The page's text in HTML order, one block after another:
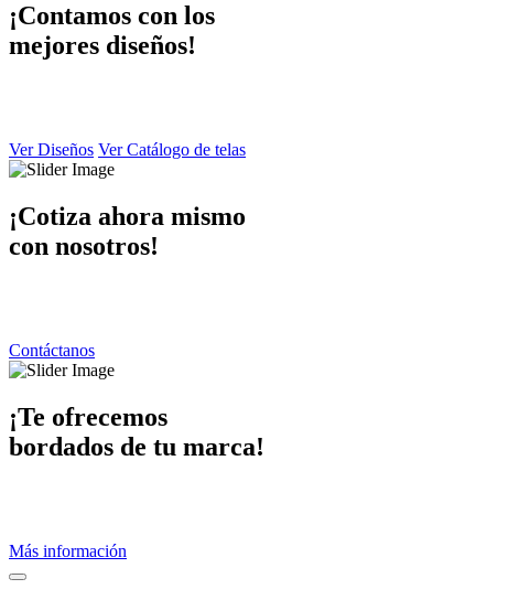
¡Contamos con los
mejores diseños!
Ver Diseños Ver Catálogo de telas
¡Cotiza ahora mismo
con nosotros!
Contáctanos
¡Te ofrecemos
bordados de tu marca!
Más información